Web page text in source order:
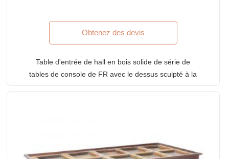
Obtenez des devis
Table d'entrée de hall en bois solide de série de
tables de console de FR avec le dessus sculpté à la